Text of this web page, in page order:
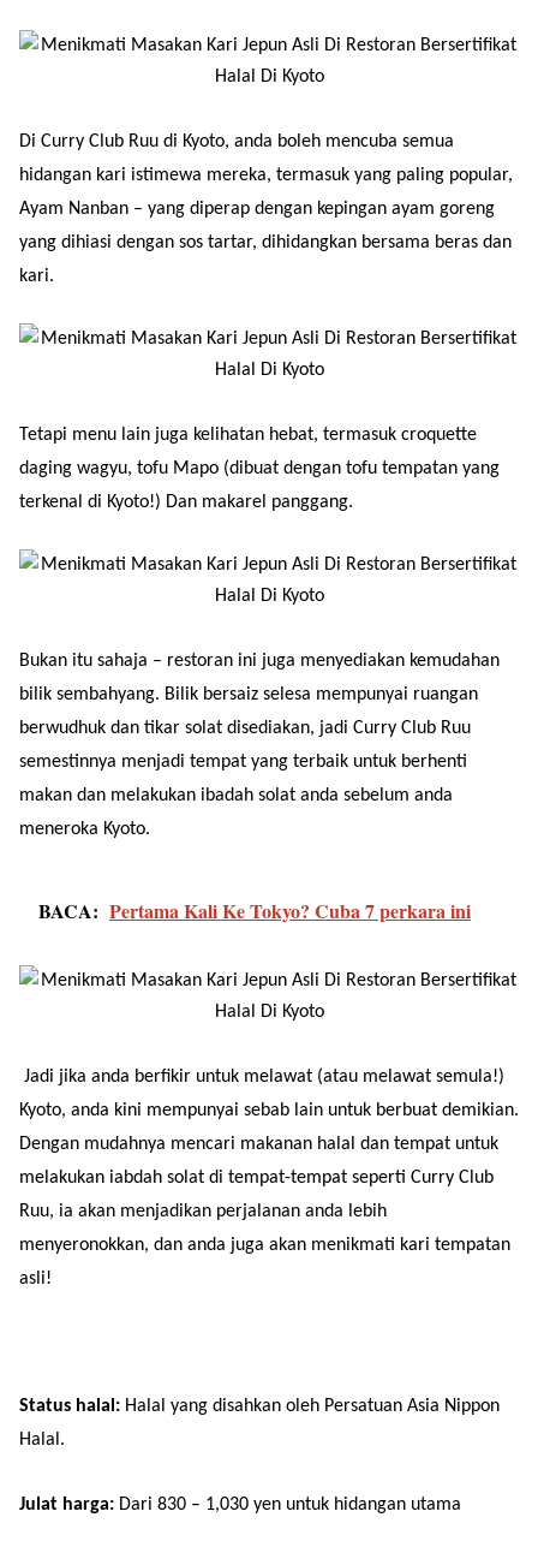
Di Curry Club Ruu di Kyoto, anda boleh mencuba semua
hidangan kari istimewa mereka, termasuk yang paling popular,
Ayam Nanban – yang diperap dengan kepingan ayam goreng
yang dihiasi dengan sos tartar, dihidangkan bersama beras dan
kari.
Tetapi menu lain juga kelihatan hebat, termasuk croquette
daging wagyu, tofu Mapo (dibuat dengan tofu tempatan yang
terkenal di Kyoto!) Dan makarel panggang.
Bukan itu sahaja – restoran ini juga menyediakan kemudahan
bilik sembahyang. Bilik bersaiz selesa mempunyai ruangan
berwudhuk dan tikar solat disediakan, jadi Curry Club Ruu
semestinnya menjadi tempat yang terbaik untuk berhenti
makan dan melakukan ibadah solat anda sebelum anda
meneroka Kyoto.
BACA: Pertama Kali Ke Tokyo? Cuba 7 perkara ini
Jadi jika anda berfikir untuk melawat (atau melawat semula!)
Kyoto, anda kini mempunyai sebab lain untuk berbuat demikian.
Dengan mudahnya mencari makanan halal dan tempat untuk
melakukan iabdah solat di tempat-tempat seperti Curry Club
Ruu, ia akan menjadikan perjalanan anda lebih
menyeronokkan, dan anda juga akan menikmati kari tempatan
asli!
Status halal: Halal yang disahkan oleh Persatuan Asia Nippon
Halal.
Julat harga: Dari 830 – 1,030 yen untuk hidangan utama